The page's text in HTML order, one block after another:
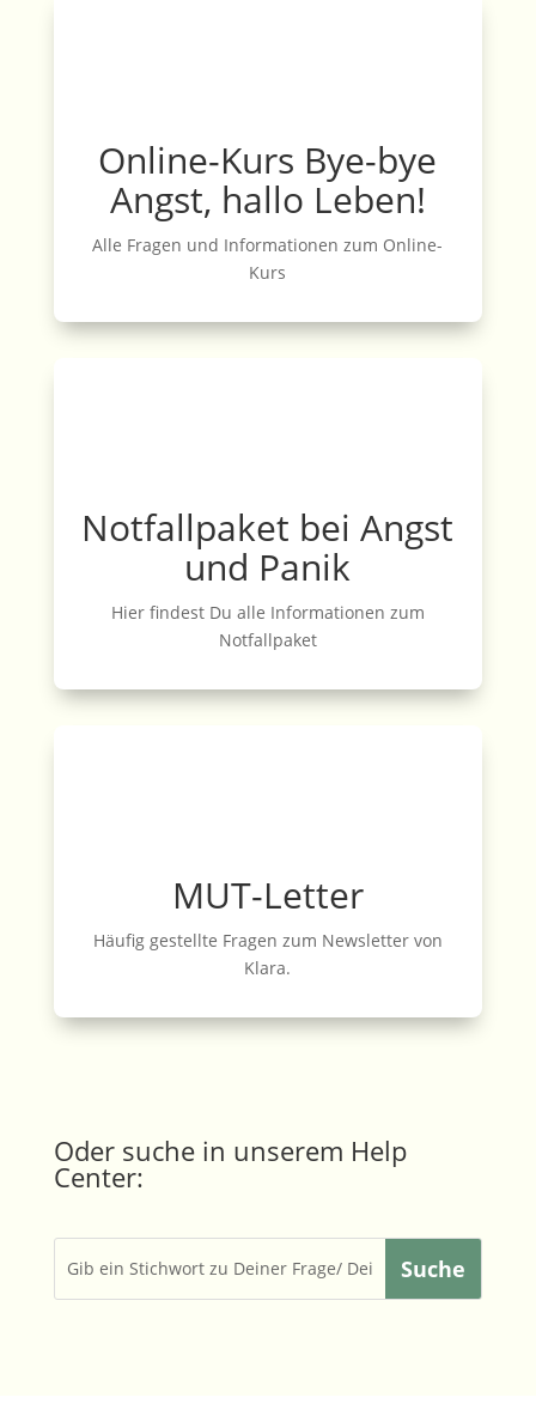
Online-Kurs Bye-bye
Angst, hallo Leben!
Alle Fragen und Informationen zum Online-
Kurs
Notfallpaket bei Angst
und Panik
Hier findest Du alle Informationen zum
Notfallpaket
MUT-Letter
Häufig gestellte Fragen zum Newsletter von
Klara.
Oder suche in unserem Help
Center: